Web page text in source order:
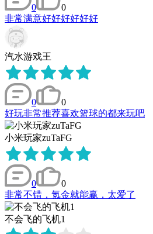
0
0
非常满意好好好好好好
汽水游戏王
0
0
好玩非常推荐喜欢篮球的都来玩吧
小米玩家zuTaFG
0
0
非常不错，氪金就能赢，太爱了
不会飞的飞机1